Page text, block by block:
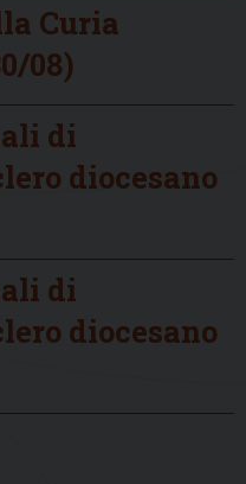
Curia
08)
di
diocesano
di
diocesano